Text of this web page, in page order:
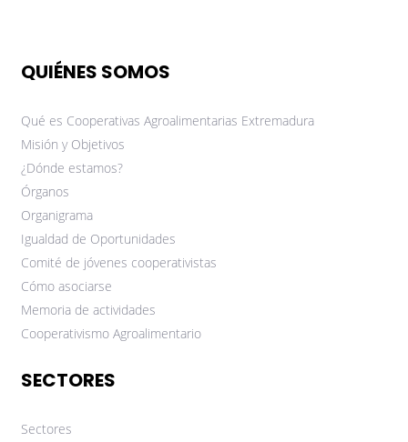
QUIÉNES SOMOS
Qué es Cooperativas Agroalimentarias Extremadura
Misión y Objetivos
¿Dónde estamos?
Órganos
Organigrama
Igualdad de Oportunidades
Comité de jóvenes cooperativistas
Cómo asociarse
Memoria de actividades
Cooperativismo Agroalimentario
SECTORES
Sectores